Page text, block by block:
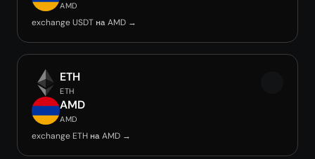
AMD
exchange USDT на AMD →
ETH
ETH
AMD
AMD
exchange ETH на AMD →